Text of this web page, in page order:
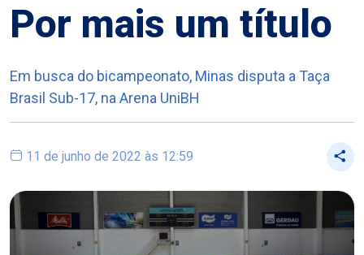
Por mais um título
Em busca do bicampeonato, Minas disputa a Taça
Brasil Sub-17, na Arena UniBH
11 de junho de 2022 às 12:59